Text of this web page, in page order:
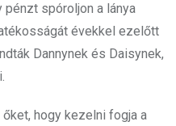
pénzt spóroljon a lánya
évekkel ezelőtt
Dannynek és Daisynek,
hogy kezelni fogja a